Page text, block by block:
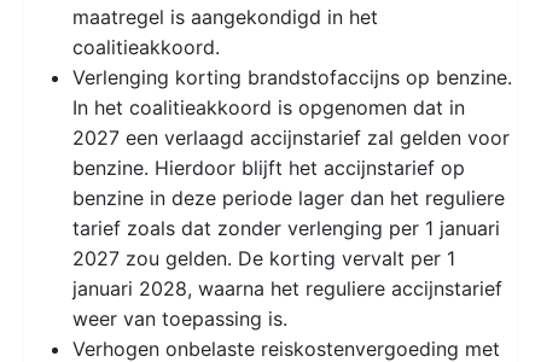
maatregel is aangekondigd in het
coalitieakkoord.
Verlenging korting brandstofaccijns op benzine.
In het coalitieakkoord is opgenomen dat in
2027 een verlaagd accijnstarief zal gelden voor
benzine. Hierdoor blijft het accijnstarief op
benzine in deze periode lager dan het reguliere
tarief zoals dat zonder verlenging per 1 januari
2027 zou gelden. De korting vervalt per 1
januari 2028, waarna het reguliere accijnstarief
weer van toepassing is.
Verhogen onbelaste reiskostenvergoeding met